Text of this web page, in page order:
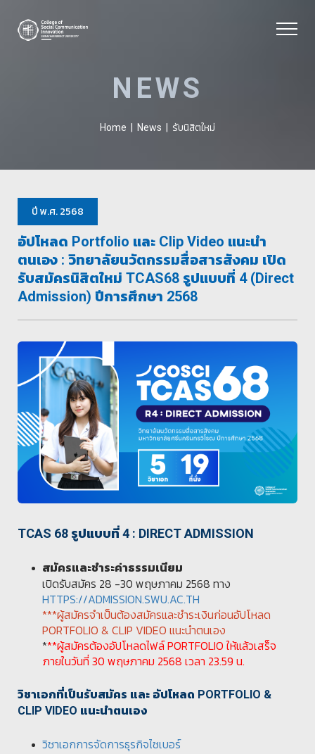
NEWS
Home News รับนิสิตใหม่
ปี พ.ศ. 2568
อัปโหลด Portfolio และ Clip Video แนะนำ
ตนเอง : วิทยาลัยนวัตกรรมสื่อสารสังคม เปิด
รับสมัครนิสิตใหม่ TCAS68 รูปแบบที่ 4 (Direct
Admission) ปีการศึกษา 2568
TCAS 68 รูปแบบที่ 4 : DIRECT ADMISSION
สมัครและชำระค่าธรรมเนียม
เปิดรับสมัคร 28 -30 พฤษภาคม 2568 ทาง
HTTPS://ADMISSION.SWU.AC.TH
***ผู้สมัครจำเป็นต้องสมัครและชำระเงินก่อนอัปโหลด
PORTFOLIO & CLIP VIDEO แนะนำตนเอง
***ผู้สมัครต้องอัปโหลดไฟล์ PORTFOLIO ให้แล้วเสร็จ
ภายในวันที่ 30 พฤษภาคม 2568 เวลา 23.59 น.
วิชาเอกที่เป็นรับสมัคร และ อัปโหลด PORTFOLIO &
CLIP VIDEO แนะนำตนเอง
วิชาเอกการจัดการธุรกิจไซเบอร์